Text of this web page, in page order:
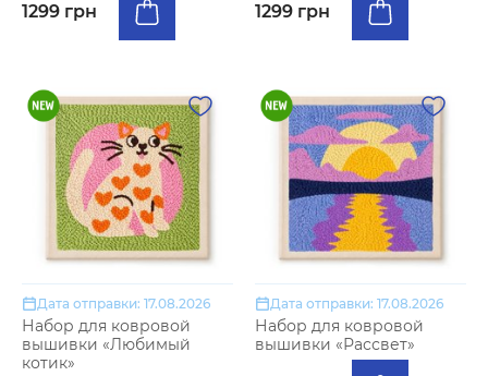
1299 грн 1299 грн
Дата отправки: 17.08.2026
Набор для ковровой
вышивки «Любимый
котик»
Дата отправки: 17.08.2026
Набор для ковровой
вышивки «Рассвет»